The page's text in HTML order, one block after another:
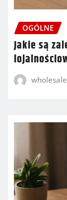
OGÓLNE
Jakie są